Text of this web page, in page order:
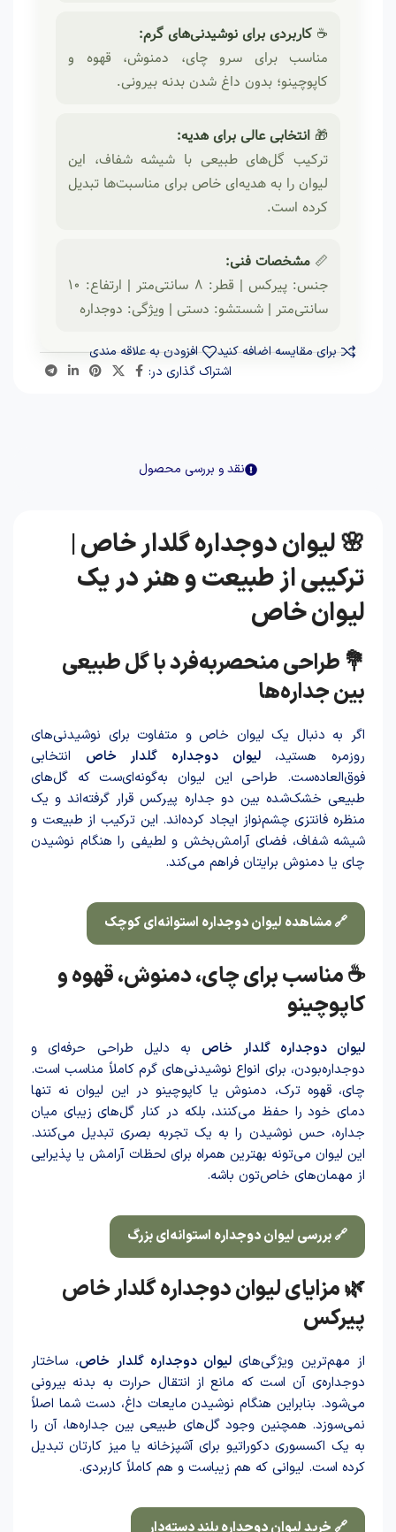
☕ کاربردی برای نوشیدنی‌های گرم:
مناسب برای سرو چای، دمنوش، قهوه و
کاپوچینو؛ بدون داغ شدن بدنه بیرونی.
🎁 انتخابی عالی برای هدیه:
ترکیب گل‌های طبیعی با شیشه شفاف، این
لیوان را به هدیه‌ای خاص برای مناسبت‌ها تبدیل
کرده است.
📏 مشخصات فنی:
جنس: پیرکس | قطر: ۸ سانتی‌متر | ارتفاع: ۱۰
سانتی‌متر | شستشو: دستی | ویژگی: دوجداره
برای مقایسه اضافه کنید
افزودن به علاقه مندی
اشتراک گذاری در:
نقد و بررسی محصول
🌸 لیوان دوجداره گلدار خاص |
ترکیبی از طبیعت و هنر در یک
لیوان خاص
💐 طراحی منحصربه‌فرد با گل طبیعی
بین جداره‌ها
اگر به دنبال یک لیوان خاص و متفاوت برای نوشیدنی‌های
روزمره هستید،لیوان دوجداره گلدار خاص انتخابی
فوق‌العاده‌ست. طراحی این لیوان به‌گونه‌ای‌ست که گل‌های
طبیعی خشک‌شده بین دو جداره پیرکس قرار گرفته‌اند و یک
منظره فانتزی چشم‌نواز ایجاد کرده‌اند. این ترکیب از طبیعت و
شیشه شفاف، فضای آرامش‌بخش و لطیفی را هنگام نوشید‌ن
چای یا دمنوش برایتان فراهم می‌کند.
🔗 مشاهده لیوان دوجداره استوانه‌ای کوچک
☕ مناسب برای چای، دمنوش، قهوه و
کاپوچینو
لیوان دوجداره گلدار خاص به دلیل طراحی حرفه‌ای و
دوجداره‌بودن، برای انواع نوشیدنی‌های گرم کاملاً مناسب است.
چای، قهوه ترک، دمنوش یا کاپوچینو در این لیوان نه تنها
دمای خود را حفظ می‌کنند، بلکه در کنار گل‌های زیبای میان
جداره، حس نوشید‌ن را به یک تجربه بصری تبدیل می‌کنند.
این لیوان می‌تونه بهترین همراه برای لحظات آرامش یا پذیرایی
از مهمان‌های خاص‌تون باشه.
🔗 بررسی لیوان دوجداره استوانه‌ای بزرگ
🌿 مزایای لیوان دوجداره گلدار خاص
پیرکس
از مهم‌ترین ویژگی‌های لیوان دوجداره گلدار خاص، ساختار
دوجداره‌ی آن است که مانع از انتقال حرارت به بدنه بیرونی
می‌شود. بنابراین هنگام نوشید‌ن مایعات داغ، دست شما اصلاً
نمی‌سوزد. همچنین وجود گل‌های طبیعی بین جداره‌ها، آن را
به یک اکسسوری دکوراتیو برای آشپزخانه یا میز کارتان تبدیل
کرده است. لیوانی که هم زیباست و هم کاملاً کاربردی.